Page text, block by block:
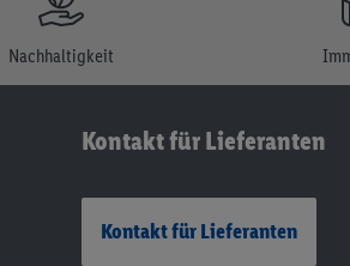
Nachhaltigkeit
Kontakt für Lieferanten
Kontakt für Lieferanten